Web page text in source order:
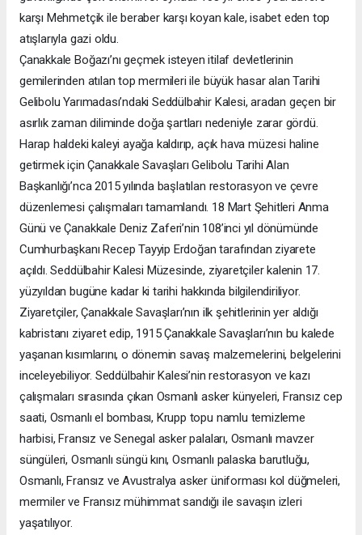
karşı Mehmetçik ile beraber karşı koyan kale, isabet eden top
atışlarıyla gazi oldu.
Çanakkale Boğazı’nı geçmek isteyen itilaf devletlerinin
gemilerinden atılan top mermileri ile büyük hasar alan Tarihi
Gelibolu Yarımadası’ndaki Seddülbahir Kalesi, aradan geçen bir
asırlık zaman diliminde doğa şartları nedeniyle zarar gördü.
Harap haldeki kaleyi ayağa kaldırıp, açık hava müzesi haline
getirmek için Çanakkale Savaşları Gelibolu Tarihi Alan
Başkanlığı’nca 2015 yılında başlatılan restorasyon ve çevre
düzenlemesi çalışmaları tamamlandı. 18 Mart Şehitleri Anma
Günü ve Çanakkale Deniz Zaferi’nin 108’inci yıl dönümünde
Cumhurbaşkanı Recep Tayyip Erdoğan tarafından ziyarete
açıldı. Seddülbahir Kalesi Müzesinde, ziyaretçiler kalenin 17.
yüzyıldan bugüne kadar ki tarihi hakkında bilgilendiriliyor.
Ziyaretçiler, Çanakkale Savaşları’nın ilk şehitlerinin yer aldığı
kabristanı ziyaret edip, 1915 Çanakkale Savaşları’nın bu kalede
yaşanan kısımlarını, o dönemin savaş malzemelerini, belgelerini
inceleyebiliyor. Seddülbahir Kalesi’nin restorasyon ve kazı
çalışmaları sırasında çıkan Osmanlı asker künyeleri, Fransız cep
saati, Osmanlı el bombası, Krupp topu namlu temizleme
harbisi, Fransız ve Senegal asker palaları, Osmanlı mavzer
süngüleri, Osmanlı süngü kını, Osmanlı palaska barutluğu,
Osmanlı, Fransız ve Avustralya asker üniforması kol düğmeleri,
mermiler ve Fransız mühimmat sandığı ile savaşın izleri
yaşatılıyor.